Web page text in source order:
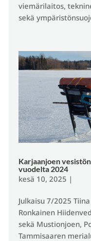
viemärilaitos,
sekä
Karjaanjoen
vuodelta 2024
kesä 10, 2025 |
Julkaisu 7/2025
Ronkainen
sekä Mustionjoen,
Tammisaaren